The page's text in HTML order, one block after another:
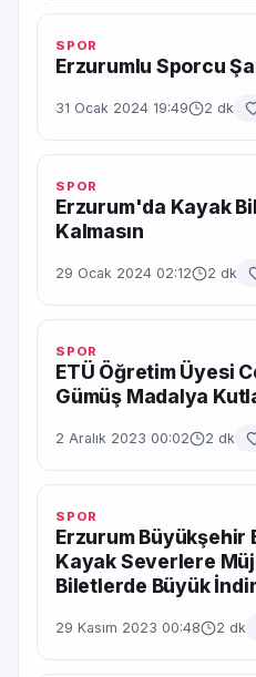
SPOR
Erzurumlu Sporcu
31 Ocak 2024 19:49 2 dk
SPOR
Erzurum'da Kayak
Kalmasın
29 Ocak 2024 02:12 2 dk
SPOR
ETÜ Öğretim Üyesi
Gümüş Madalya
2 Aralık 2023 00:02 2 dk
SPOR
Erzurum
Kayak Severlere
Biletlerde Büyük
29 Kasım 2023 00:48 2 dk